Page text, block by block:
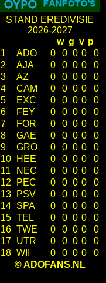
STAND EREDIVISIE
2026-2027
w g v p
1
ADO 0 0 0 0
0
2
AJA 0 0 0 0
0
3
AZ 0 0 0 0
0
4
CAM 0 0 0 0
0
5
EXC 0 0 0 0
0
6
FEY 0 0 0 0
0
7
FOR 0 0 0 0
0
8
GAE 0 0 0 0
0
9
GRO 0 0 0 0
0
10
HEE 0 0 0 0
0
11
NEC 0 0 0 0
0
12
PEC 0 0 0 0
0
13
PSV 0 0 0 0
0
14 SPA 0 0 0 0
0
15 TEL 0 0 0 0
0
16 TWE 0 0 0 0
0
17 UTR 0 0 0 0
0
18 WII 0 0 0 0
0
© ADOFANS.NL